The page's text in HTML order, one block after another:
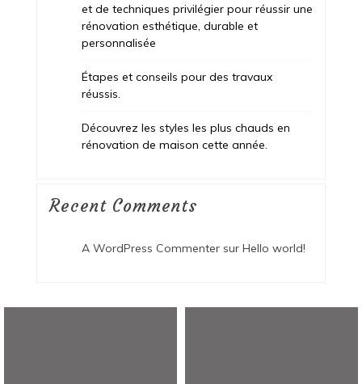
et de techniques privilégier pour réussir une
rénovation esthétique, durable et
personnalisée
Étapes et conseils pour des travaux
réussis.
Découvrez les styles les plus chauds en
rénovation de maison cette année.
Recent Comments
A WordPress Commentersur Hello world!